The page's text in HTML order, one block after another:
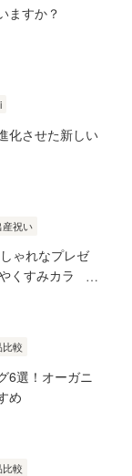
ますか？
化させた新しい
産祝い
ゃれなプレゼ
くすみカラ
較
6選！オーガニ
め
較